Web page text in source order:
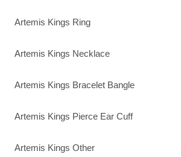
Artemis Kings Ring
Artemis Kings Necklace
Artemis Kings Bracelet Bangle
Artemis Kings Pierce Ear Cuff
Artemis Kings Other